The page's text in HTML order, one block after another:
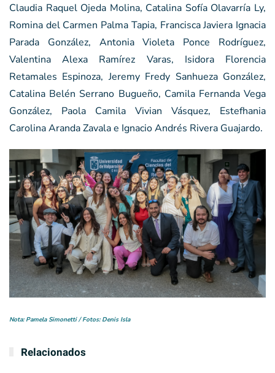
Claudia Raquel Ojeda Molina, Catalina Sofía Olavarría Ly,
Romina del Carmen Palma Tapia, Francisca Javiera Ignacia
Parada González, Antonia Violeta Ponce Rodríguez,
Valentina Alexa Ramírez Varas, Isidora Florencia
Retamales Espinoza, Jeremy Fredy Sanhueza González,
Catalina Belén Serrano Bugueño, Camila Fernanda Vega
González, Paola Camila Vivian Vásquez, Estefhania
Carolina Aranda Zavala e Ignacio Andrés Rivera Guajardo.
Nota: Pamela Simonetti / Fotos: Denis Isla
Relacionados